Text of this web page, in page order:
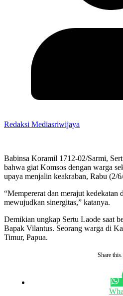
Redaksi Mediasriwijaya
Babinsa Koramil 1712-02/Sarmi,
bahwa giat Komsos dengan warga
upaya menjalin keakraban, Rabu (2/
“Mempererat dan merajut kedekatan
mewujudkan sinergitas,” katanya.
Demikian ungkap Sertu Laode saat
Bapak Vilantus. Seorang warga di
Timur, Papua.
Share